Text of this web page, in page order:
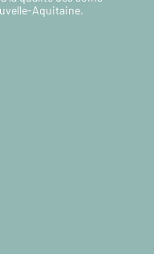
Aquitaine.